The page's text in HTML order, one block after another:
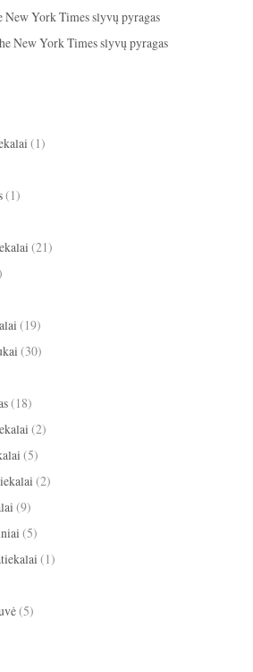
New York Times slyvų pyragas
New York Times slyvų pyragas
(1)
(1)
(21)
(19)
(30)
(18)
(2)
(5)
(2)
(9)
(5)
(1)
(5)